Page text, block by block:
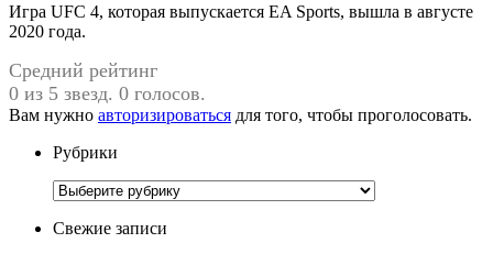
Игра UFC 4, которая выпускается EA Sports, вышла в августе
2020 года.
Средний рейтинг
0 из 5 звезд. 0 голосов.
Вам нужно авторизироваться для того, чтобы проголосовать.
Рубрики
Рубрики
Свежие записи